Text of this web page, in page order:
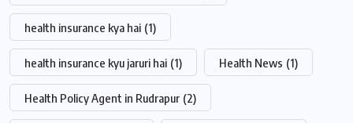
health insurance kya hai (1)
health insurance kyu jaruri hai (1) Health News (1)
Health Policy Agent in Rudrapur (2)